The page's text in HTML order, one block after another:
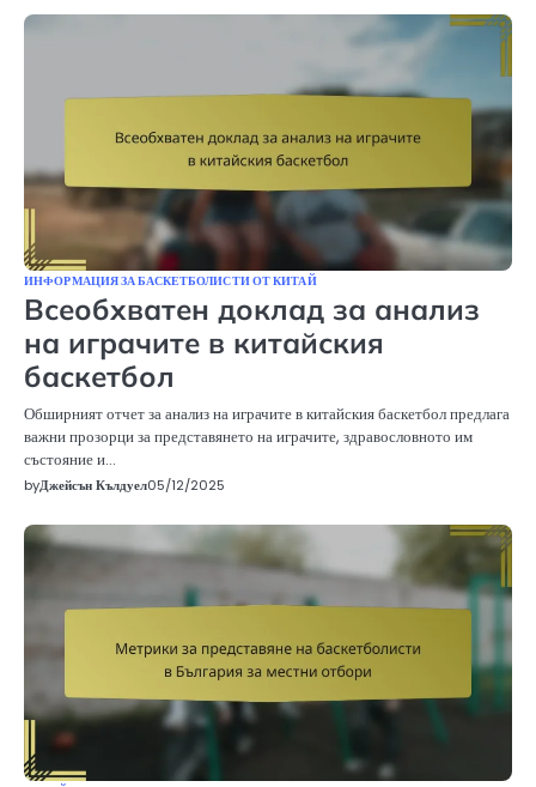
ИНФОРМАЦИЯ ЗА БАСКЕТБОЛИСТИ ОТ КИТАЙ
Всеобхватен доклад за анализ
на играчите в китайския
баскетбол
Обширният отчет за анализ на играчите в китайския баскетбол предлага
важни прозорци за представянето на играчите, здравословното им
състояние и…
byДжейсън Кълдуел05/12/2025